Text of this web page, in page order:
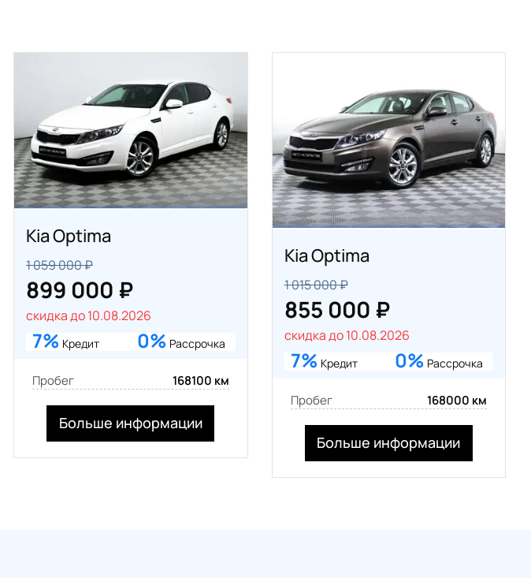
Kia Optima
1 059 000 ₽
899 000 ₽
скидка до 10.08.2026
7% Кредит 0% Рассрочка
Пробег 168100 км
Больше информации
Kia Optima
1 015 000 ₽
855 000 ₽
скидка до 10.08.2026
7% Кредит 0% Рассрочка
Пробег 168000 км
Больше информации